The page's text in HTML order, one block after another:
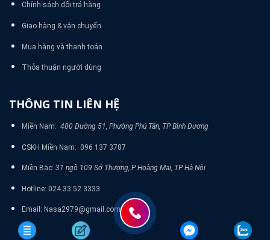
Chính sách đổi trả hàng
Giao hàng & vận chuyển
Mua hàng và thanh toán
Thỏa thuận người dùng
THÔNG TIN LIÊN HỆ
Miền Nam: 480 Đường 51, Phường Phú Tân, TP Bình Dương
CSKH Miền Nam: 096 137 3787
Miền Bắc: 31 ngõ 109 Sở Thượng, P Hoàng Mai, TP Hà Nội
Hotline: 024 33 52 3333
Email: Nasa2979@gmail.com